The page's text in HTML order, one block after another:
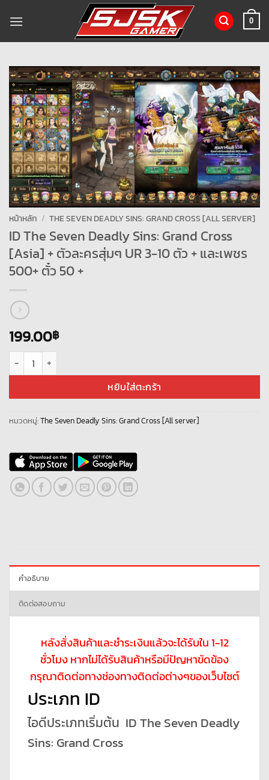
0
หน้าหลัก / THE SEVEN DEADLY SINS: GRAND CROSS [ALL SERVER]
ID The Seven Deadly Sins: Grand Cross
[Asia] + ตัวละครสุ่มๆ UR 3-10 ตัว + และเพชร
500+ ตั๋ว 50 +
199.00฿
จำนวน ID The Seven Deadly Sins: Grand Cross [Asia] + ตัวละครสุ่มๆ
หยิบใส่ตะกร้า
หมวดหมู่:The Seven Deadly Sins: Grand Cross [All server]
คำอธิบาย
ติดต่อสอบถาม
หลังสั่งสินค้าและชำระเงินแล้วจะได้รับใน 1-12
ชั่วโมง หากไม่ได้รับสินค้าหรือมีปัญหาขัดข้อง
กรุณาติดต่อทางช่องทางติดต่อต่างๆของเว็บไซต์
ประเภท ID
ไอดีประเภทเริ่มต้น ID The Seven Deadly
Sins: Grand Cross